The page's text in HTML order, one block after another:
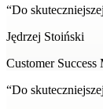
“Do
Jędrzej Stoiński
Customer Success
“Do